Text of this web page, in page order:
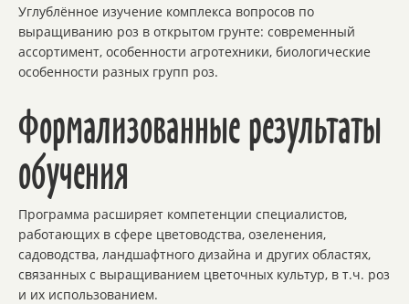
Углублённое изучение комплекса вопросов по
выращиванию роз в открытом грунте: современный
ассортимент, особенности агротехники, биологические
особенности разных групп роз.
Формализованные результаты
обучения
Программа расширяет компетенции специалистов,
работающих в сфере цветоводства, озеленения,
садоводства, ландшафтного дизайна и других областях,
связанных с выращиванием цветочных культур, в т.ч. роз
и их использованием.